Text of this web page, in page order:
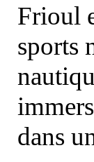
Frioul
sports
dans